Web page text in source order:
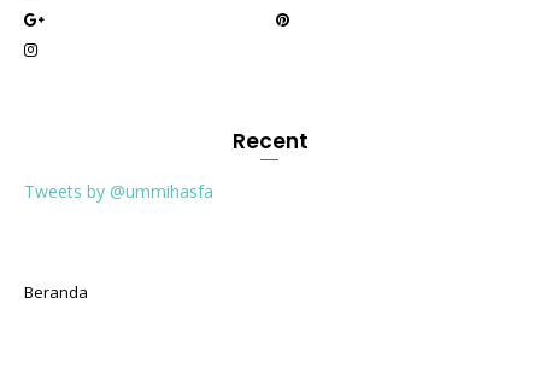
Recent
Tweets by @ummihasfa
Beranda